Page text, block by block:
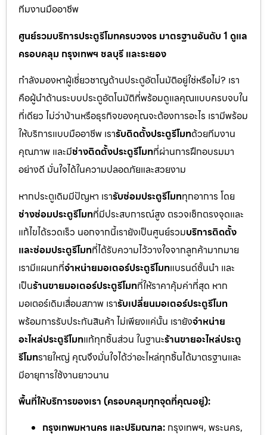
ทีมงานมืออาชีพ
ศูนย์รวมบริการประตูรีโมทครบวงจร มาตรฐานอันดับ 1 ดูแล
ครอบคลุม กรุงเทพฯ ชลบุรี และระยอง
กำลังมองหาผู้เชี่ยวชาญด้านประตูอัตโนมัติอยู่ใช่หรือไม่? เรา
คือผู้นำด้านระบบประตูอัตโนมัติที่พร้อมดูแลคุณแบบครบจบใน
ที่เดียว ไม่ว่าบ้านหรือธุรกิจของคุณจะต้องการอะไร เรามีพร้อม
ให้บริการแบบมืออาชีพ เรารับติดตั้งประตูรีโมทด้วยทีมงาน
คุณภาพ และมีช่างติดตั้งประตูรีโมทที่ผ่านการฝึกอบรมมา
อย่างดี มั่นใจได้ในความปลอดภัยและสวยงาม
หากประตูเดิมมีปัญหา เรารับซ่อมประตูรีโมททุกอาการ โดย
ช่างซ่อมประตูรีโมทที่มีประสบการณ์สูง ตรวจเช็กตรงจุดและ
แก้ไขได้รวดเร็ว นอกจากนี้เรายังเป็นศูนย์รวมบริการติดตั้ง
และซ่อมประตูรีโมทที่ได้รับความไว้วางใจจากลูกค้ามากมาย
เรามีแผนกที่จำหน่ายมอเตอร์ประตูรีโมทแบรนด์ชั้นนำ และ
เป็นร้านขายมอเตอร์ประตูรีโมทที่ให้ราคาคุ้มค่าที่สุด หาก
มอเตอร์เดิมเสื่อมสภาพ เรารับเปลี่ยนมอเตอร์ประตูรีโมท
พร้อมการรับประกันสินค้า ไม่เพียงแค่นั้น เรายังจำหน่าย
อะไหล่ประตูรีโมทแท้ทุกชิ้นส่วน ในฐานะร้านขายอะไหล่ประตู
รีโมทรายใหญ่ คุณจึงมั่นใจได้ว่าอะไหล่ทุกชิ้นได้มาตรฐานและ
มีอายุการใช้งานยาวนาน
พื้นที่ให้บริการของเรา (ครอบคลุมทุกจุดที่คุณอยู่):
กรุงเทพมหานคร และปริมณฑล: กรุงเทพฯ, พระนคร,